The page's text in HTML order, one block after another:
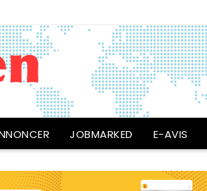
JOBMARKED E-AVIS